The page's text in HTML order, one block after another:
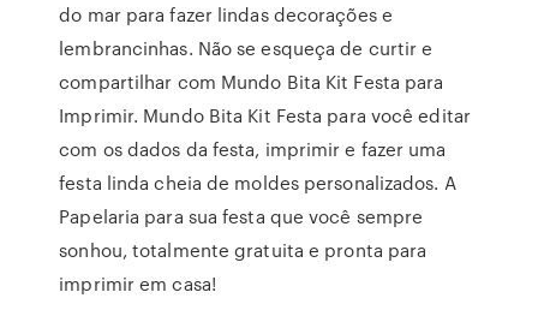
do mar para fazer lindas decorações e
lembrancinhas. Não se esqueça de curtir e
compartilhar com Mundo Bita Kit Festa para
Imprimir. Mundo Bita Kit Festa para você editar
com os dados da festa, imprimir e fazer uma
festa linda cheia de moldes personalizados. A
Papelaria para sua festa que você sempre
sonhou, totalmente gratuita e pronta para
imprimir em casa!